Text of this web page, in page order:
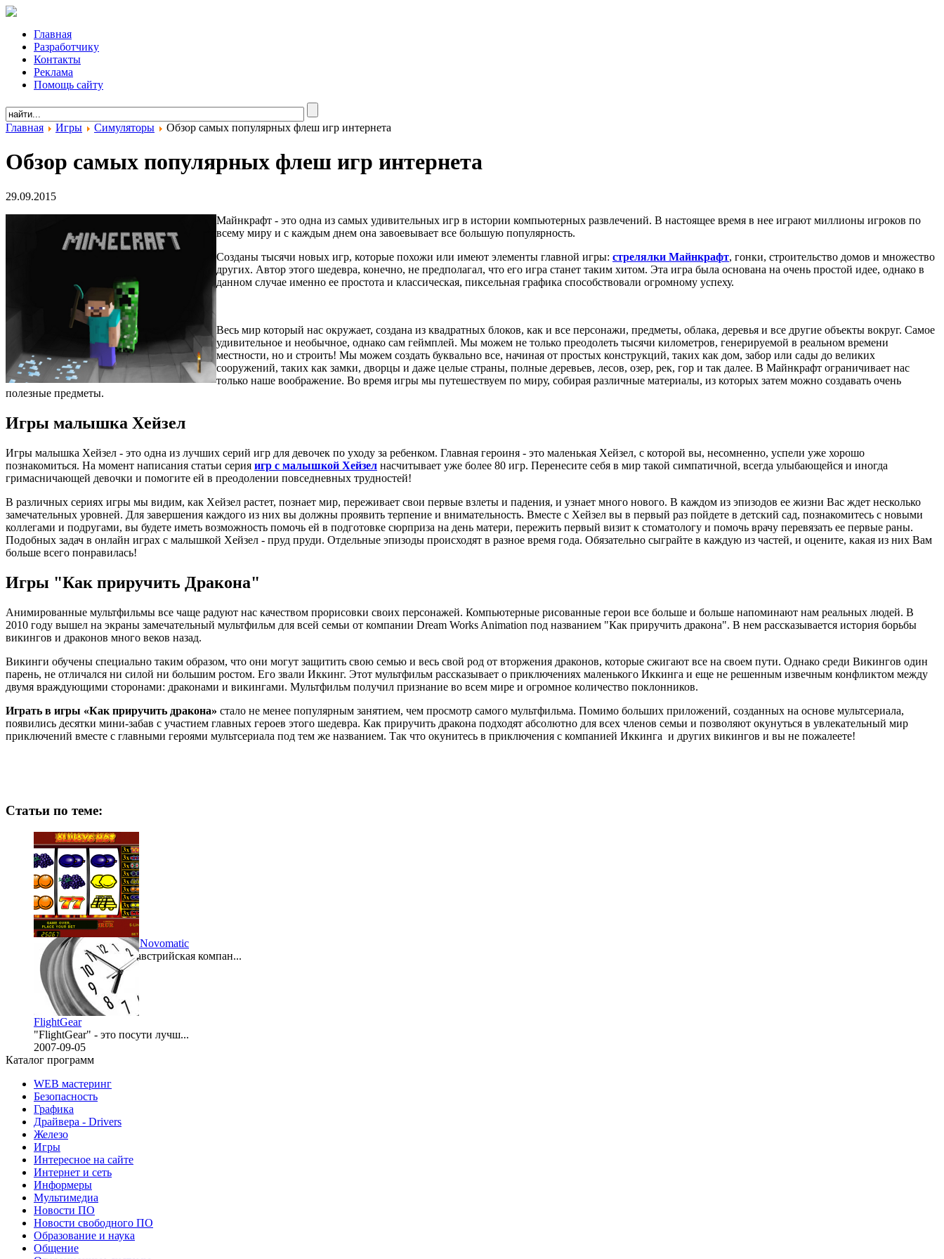
Главная
Разработчику
Контакты
Реклама
Помощь сайту
Главная Игры Симуляторы Обзор самых популярных флеш игр интернета
Обзор самых популярных флеш игр интернета
29.09.2015
Майнкрафт - это одна из самых удивительных игр в истории компьютерных развлечений. В настоящее время в нее играют миллионы игроков по
всему миру и с каждым днем она завоевывает все большую популярность.
Созданы тысячи новых игр, которые похожи или имеют элементы главной игры: стрелялки Майнкрафт, гонки, строительство домов и множество
других. Автор этого шедевра, конечно, не предполагал, что его игра станет таким хитом. Эта игра была основана на очень простой идее, однако в
данном случае именно ее простота и классическая, пиксельная графика способствовали огромному успеху.
Весь мир который нас окружает, создана из квадратных блоков, как и все персонажи, предметы, облака, деревья и все другие объекты вокруг. Самое
удивительное и необычное, однако сам геймплей. Мы можем не только преодолеть тысячи километров, генерируемой в реальном времени
местности, но и строить! Мы можем создать буквально все, начиная от простых конструкций, таких как дом, забор или сады до великих
сооружений, таких как замки, дворцы и даже целые страны, полные деревьев, лесов, озер, рек, гор и так далее. В Майнкрафт ограничивает нас
только наше воображение. Во время игры мы путешествуем по миру, собирая различные материалы, из которых затем можно создавать очень
полезные предметы.
Игры малышка Хейзел
Игры малышка Хейзел - это одна из лучших серий игр для девочек по уходу за ребенком. Главная героиня - это маленькая Хейзел, с которой вы, несомненно, успели уже хорошо
познакомиться. На момент написания статьи серия игр с малышкой Хейзел насчитывает уже более 80 игр. Перенесите себя в мир такой симпатичной, всегда улыбающейся и иногда
гримасничающей девочки и помогите ей в преодолении повседневных трудностей!
В различных сериях игры мы видим, как Хейзел растет, познает мир, переживает свои первые взлеты и падения, и узнает много нового. В каждом из эпизодов ее жизни Вас ждет несколько
замечательных уровней. Для завершения каждого из них вы должны проявить терпение и внимательность. Вместе с Хейзел вы в первый раз пойдете в детский сад, познакомитесь с новыми
коллегами и подругами, вы будете иметь возможность помочь ей в подготовке сюрприза на день матери, пережить первый визит к стоматологу и помочь врачу перевязать ее первые раны.
Подобных задач в онлайн играх с малышкой Хейзел - пруд пруди. Отдельные эпизоды происходят в разное время года. Обязательно сыграйте в каждую из частей, и оцените, какая из них Вам
больше всего понравилась!
Игры "Как приручить Дракона"
Анимированные мультфильмы все чаще радуют нас качеством прорисовки своих персонажей. Компьютерные рисованные герои все больше и больше напоминают нам реальных людей. В
2010 году вышел на экраны замечательный мультфильм для всей семьи от компании Dream Works Animation под названием "Как приручить дракона". В нем рассказывается история борьбы
викингов и драконов много веков назад.
Викинги обучены специально таким образом, что они могут защитить свою семью и весь свой род от вторжения драконов, которые сжигают все на своем пути. Однако среди Викингов один
парень, не отличался ни силой ни большим ростом. Его звали Иккинг. Этот мультфильм рассказывает о приключениях маленького Иккинга и еще не решенным извечным конфликтом между
двумя враждующими сторонами: драконами и викингами. Мультфильм получил признание во всем мире и огромное количество поклонников.
Играть в игры «Как приручить дракона» стало не менее популярным занятием, чем просмотр самого мультфильма. Помимо больших приложений, созданных на основе мультсериала,
появились десятки мини-забав с участием главных героев этого шедевра. Как приручить дракона подходят абсолютно для всех членов семьи и позволяют окунуться в увлекательный мир
приключений вместе с главными героями мультсериала под тем же названием. Так что окунитесь в приключения с компанией Иккинга и других викингов и вы не пожалеете!
Статьи по теме:
Игровые симуляторы Novomatic
Novomatic – крупная австрийская компан...
2012-04-05
FlightGear
"FlightGear" - это посути лучш...
2007-09-05
Каталог программ
WEB мастеринг
Безопасность
Графика
Драйвера - Drivers
Железо
Игры
Интересное на сайте
Интернет и сеть
Информеры
Мультимедиа
Новости ПО
Новости свободного ПО
Образование и наука
Общение